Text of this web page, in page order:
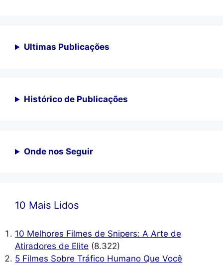
Ultimas Publicações
Histórico de Publicações
Onde nos Seguir
10 Mais Lidos
10 Melhores Filmes de Snipers: A Arte de
Atiradores de Elite (8.322)
5 Filmes Sobre Tráfico Humano Que Você